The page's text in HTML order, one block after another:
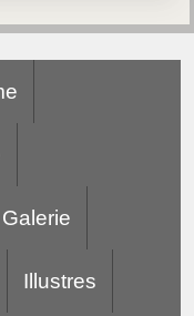
Galerie
Illustres